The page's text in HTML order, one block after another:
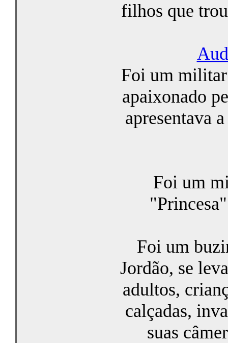
filhos que
Foi um
apaixonado
apresentava
Foi um
Foi um
Jordão, se
adultos,
calçadas,
suas